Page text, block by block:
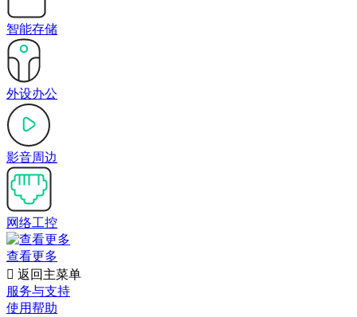
智能存储
外设办公
影音周边
网络工控
查看更多
 返回主菜单
服务与支持
使用帮助